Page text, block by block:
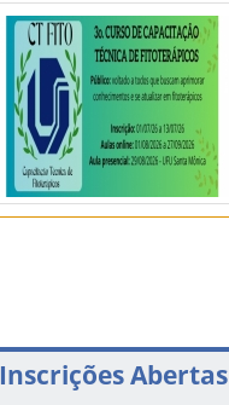
Inscrições Abertas